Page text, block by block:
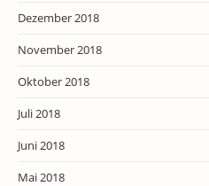
Dezember 2018
November 2018
Oktober 2018
Juli 2018
Juni 2018
Mai 2018